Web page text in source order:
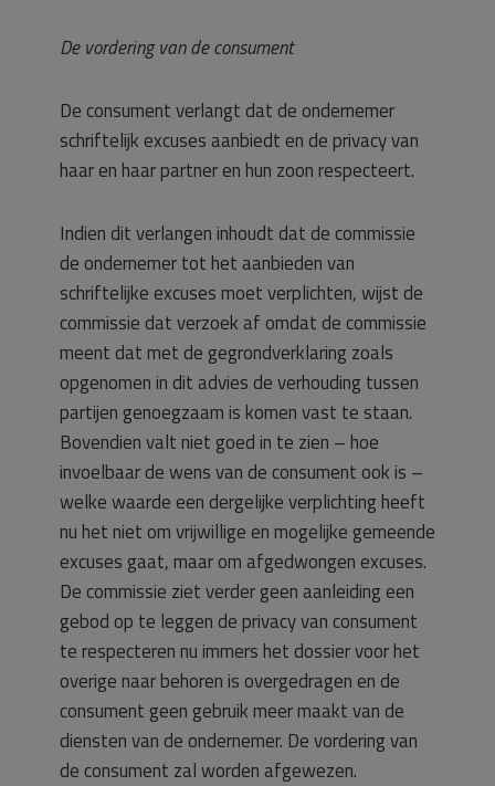
De vordering van de consument
De consument verlangt dat de ondernemer
schriftelijk excuses aanbiedt en de privacy van
haar en haar partner en hun zoon respecteert.
Indien dit verlangen inhoudt dat de commissie
de ondernemer tot het aanbieden van
schriftelijke excuses moet verplichten, wijst de
commissie dat verzoek af omdat de commissie
meent dat met de gegrondverklaring zoals
opgenomen in dit advies de verhouding tussen
partijen genoegzaam is komen vast te staan.
Bovendien valt niet goed in te zien – hoe
invoelbaar de wens van de consument ook is –
welke waarde een dergelijke verplichting heeft
nu het niet om vrijwillige en mogelijke gemeende
excuses gaat, maar om afgedwongen excuses.
De commissie ziet verder geen aanleiding een
gebod op te leggen de privacy van consument
te respecteren nu immers het dossier voor het
overige naar behoren is overgedragen en de
consument geen gebruik meer maakt van de
diensten van de ondernemer. De vordering van
de consument zal worden afgewezen.